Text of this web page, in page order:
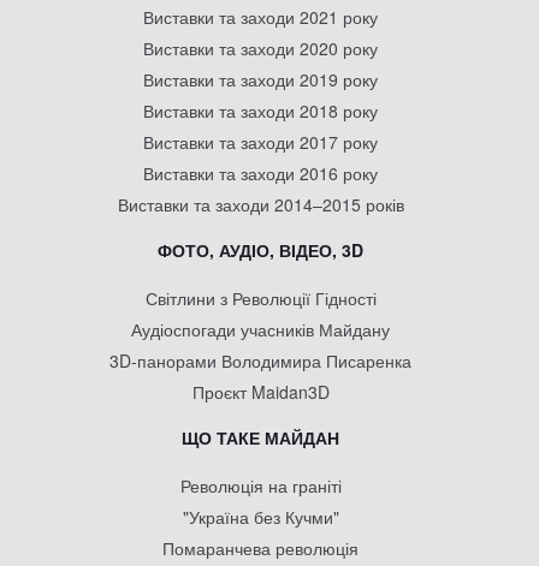
Виставки та заходи 2021 року
Виставки та заходи 2020 року
Виставки та заходи 2019 року
Виставки та заходи 2018 року
Виставки та заходи 2017 року
Виставки та заходи 2016 року
Виставки та заходи 2014–2015 років
ФОТО, АУДІО, ВІДЕО, 3D
Світлини з Революції Гідності
Аудіоспогади учасників Майдану
3D-панорами Володимира Писаренка
Проєкт Maidan3D
ЩО ТАКЕ МАЙДАН
Революція на граніті
"Україна без Кучми"
Помаранчева революція